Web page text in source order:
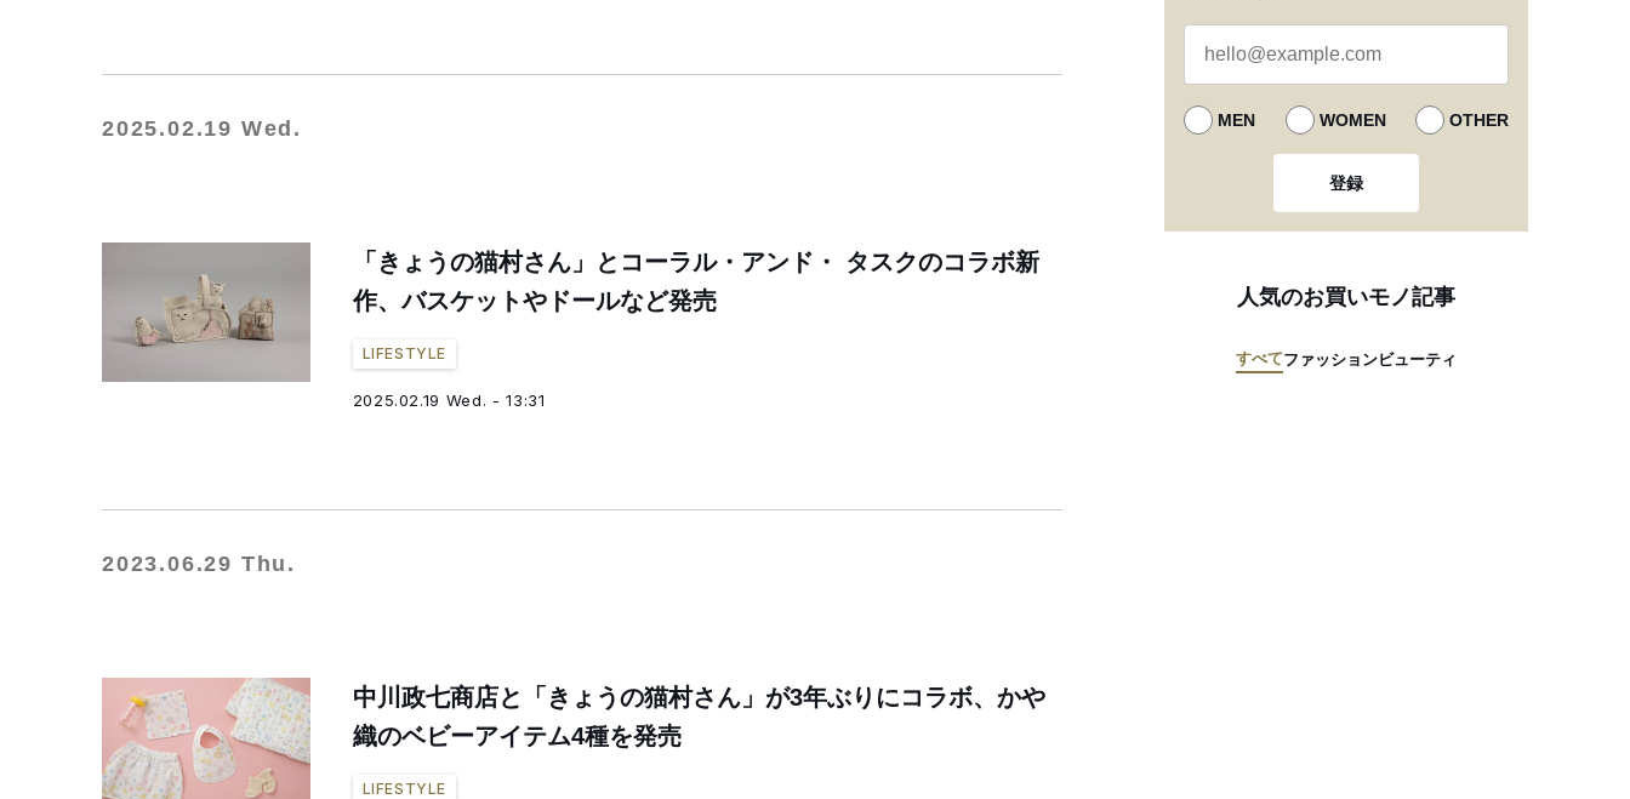
2025.02.19 Wed.
「きょうの猫村さん」とコーラル・アンド・ タスクのコラボ新
作、バスケットやドールなど発売
LIFESTYLE
2025.02.19 Wed. - 13:31
2023.06.29 Thu.
中川政七商店と「きょうの猫村さん」が3年ぶりにコラボ、かや
織のベビーアイテム4種を発売
LIFESTYLE
MEN WOMEN OTHER
登録
人気のお買いモノ記事
すべてファッションビューティ